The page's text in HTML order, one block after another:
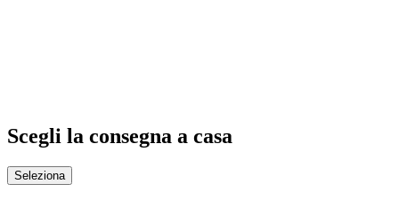
Scegli la consegna a casa
Seleziona